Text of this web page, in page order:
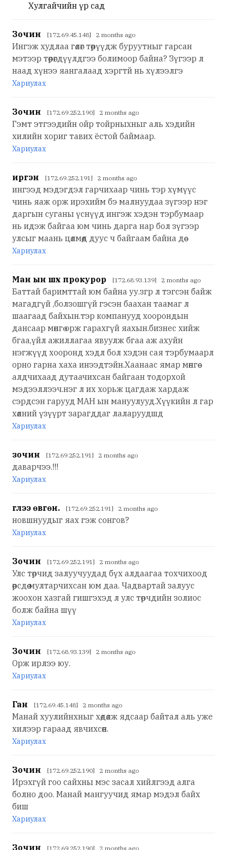
Хулгайчийн үр сад
Зочин [172.69.45.148] 2 months ago
Ингэж худлаа гөлөг төөрүүдж буруутныг гарсан
мэтээр төөрөгдүүлдгээ болимоор байна? Зүгээр л
наад хүнээ яангалаад хэргтй нь хүлээлгэ
Хариулах
Зочин [172.69.252.190] 2 months ago
Гэмт этгээдийн ойр тойрныхныг аль хэдийн
хилийн хориг тавих ёстой баймаар.
Хариулах
иргэн [172.69.252.191] 2 months ago
ингээд мэдэгдэл гарчихаар чинь тэр хүмүүс
чинь яаж орж ирэхийм бэ малнуудаа зүгээр нэг
даргын суганы үснүүд ингэж хэдэн тэрбумаар
нь идэж байгаа юм чинь дарга нар бол зүгээр
улсыг маань цөлмөөд дуус ч байгаам байна дөө
Хариулах
Ман ын шүүх прокурор [172.68.93.139] 2 months ago
Баттай баримттай юм байна уу.згр л тэгсэн байж
магадгүй ,болзошгүй гэсэн баахан таамаг л
шаагаад байхын.тэр компанууд хоорондын
дансаар мөнгө орж гарахгүй яахын.бизнес хийж
бгаа,үйл ажиллагаа явуулж бгаа аж ахуйн
нэгжүүд хооронд хэдл бол хэдэн сая тэрбумаарл
орно гарна хаха инээдтэйн.Хаанаас ямар мөнгөө
алдчихаад дутаачихсан байгаан тодорхой
мэдээллээч.нэг л их хорьж цагдаж хардаж
сэрдсэн гарууд МАН ын мануулууд.Хүүкийн л гар
хөлний үзүүрт зарагддаг лаларуудшд
Хариулах
зочин [172.69.252.191] 2 months ago
даварчээ.!!!
Хариулах
үглээ өвгөн. [172.69.252.191] 2 months ago
новшнуудыг яах гэж сонгов?
Хариулах
Зочин [172.69.252.191] 2 months ago
Улс төрчид залуучуудад бүх алдаагаа тохчихоод
өөрсдөө мултарчихсан юм даа. Чадвартай залуус
жоохон хазгай гишгэхэд л улс төрчдийн золиос
болж байна шүү
Хариулах
Зочин [172.68.93.139] 2 months ago
Орж ирлээ юу.
Хариулах
Ган [172.69.45.148] 2 months ago
Манай хуулийнхныг хөдөлж ядсаар байтал аль уже
хилээр гараад явчихсөөн.
Хариулах
Зочин [172.69.252.190] 2 months ago
Ирэхгүй гоо сайхны мэс засал хийлгээд алга
болно доо. Манай мангуучид ямар мэдэл байх
биш
Хариулах
Зочин [172.69.252.190] 2 months ago